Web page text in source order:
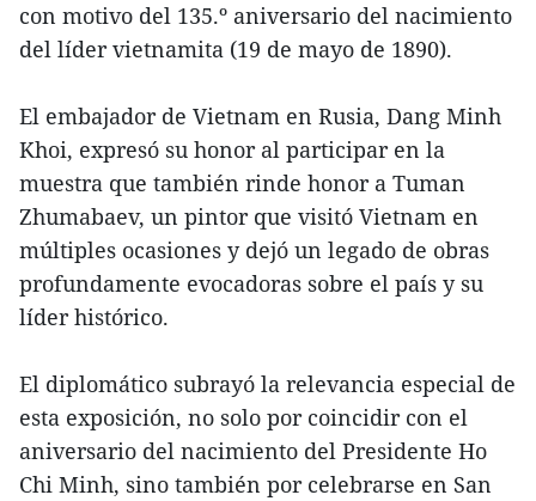
con motivo del 135.º aniversario del nacimiento
del líder vietnamita (19 de mayo de 1890).
El embajador de Vietnam en Rusia, Dang Minh
Khoi, expresó su honor al participar en la
muestra que también rinde honor a Tuman
Zhumabaev, un pintor que visitó Vietnam en
múltiples ocasiones y dejó un legado de obras
profundamente evocadoras sobre el país y su
líder histórico.
El diplomático subrayó la relevancia especial de
esta exposición, no solo por coincidir con el
aniversario del nacimiento del Presidente Ho
Chi Minh, sino también por celebrarse en San